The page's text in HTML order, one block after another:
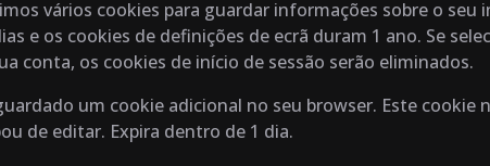
vários cookies para guardar informações sobre o seu
e os cookies de definições de ecrã duram 1 ano. Se
conta, os cookies de início de sessão serão eliminados.
um cookie adicional no seu browser. Este
de editar. Expira dentro de 1 dia.